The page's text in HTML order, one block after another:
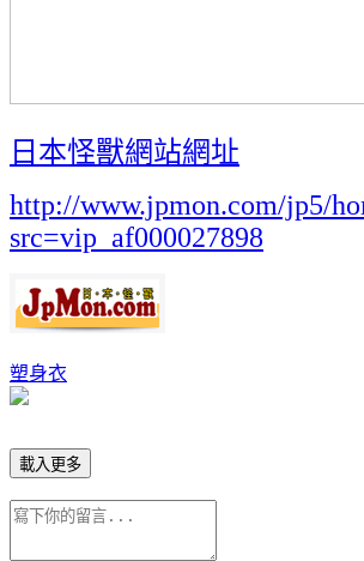
日本怪獸網站網址
http://www.jpmon.com/jp5/
src=vip_af000027898
塑身衣
載入更多